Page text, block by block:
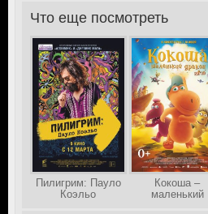
>Что еще посмотреть
Пилигрим: Пауло
Коэльо
Кокоша –
маленький